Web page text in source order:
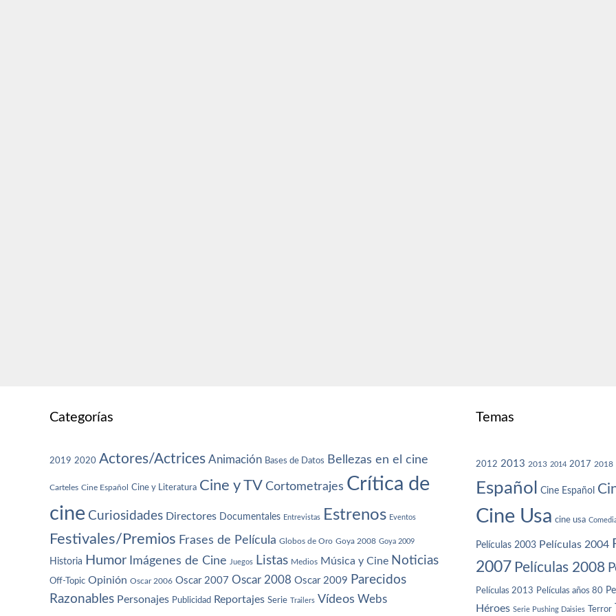
Categorías
2019 2020 Actores/Actrices Animación Bases de Datos Bellezas en el cine
Carteles Cine Español Cine y Literatura Cine y TV Cortometrajes Crítica de
cine Curiosidades Directores Documentales Entrevistas Estrenos Eventos
Festivales/Premios Frases de Película Globos de Oro Goya 2008 Goya 2009
Historia Humor Imágenes de Cine Juegos Listas Medios Música y Cine Noticias
Off-Topic Opinión Oscar 2006 Oscar 2007 Oscar 2008 Oscar 2009 Parecidos
Razonables Personajes Publicidad Reportajes Serie Trailers Vídeos Webs
Temas
2012 2013 2013 2014 2017 2018
Español Cine Español
Cine Usa cine usa
Películas 2003 Películas 2004
2007 Películas 2008
Películas 2013 Películas años 80
Héroes Serie Pushing Daisies Terror